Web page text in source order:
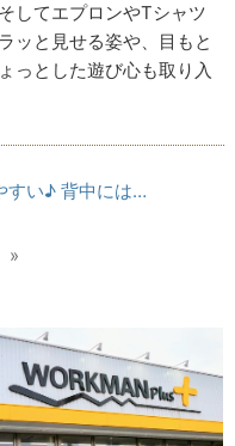
してエプロンやTシャツ
ッと見せる姿や、目もと
っとした遊び心も取り入
すい♪ 背中には…
»